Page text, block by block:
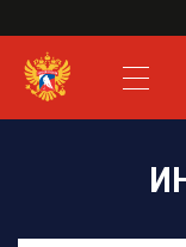
XHL.RU
ВКС